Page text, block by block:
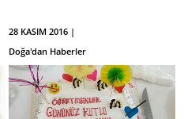
28 KASIM 2016 |
Doğa'dan Haberler